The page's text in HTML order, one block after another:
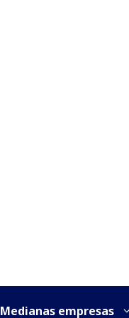
Medianas empresas